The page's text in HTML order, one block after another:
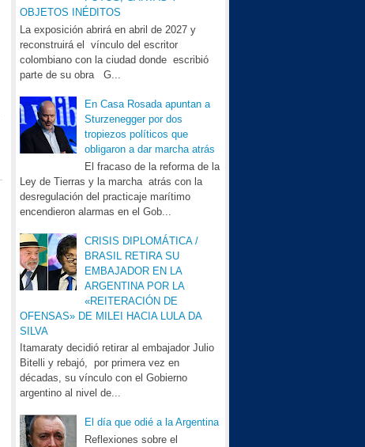
OBJETOS INÉDITOS
La exposición abrirá en abril de 2027 y
reconstruirá el vínculo del escritor
colombiano con la ciudad donde escribió
parte de su obra G...
En Casa Rosada apuntan a
Sturzenegger por dos
tropiezos políticos que
obligaron a dar marcha atrás
El fracaso de la reforma de la
Ley de Tierras y la marcha atrás con la
desregulación del practicaje marítimo
encendieron alarmas en el Gob...
CRISIS DIPLOMÁTICA /
BRASIL RETIRA SU
EMBAJADOR EN LA
ARGENTINA POR LA
«REITERACIÓN DE
OFENSAS» DE MILEI HACIA LULA DA
SILVA
Itamaraty decidió retirar al embajador Julio
Bitelli y rebajó, por primera vez en
décadas, su vínculo con el Gobierno
argentino al nivel de...
El día que odié a la Argentina
Reflexiones sobre el